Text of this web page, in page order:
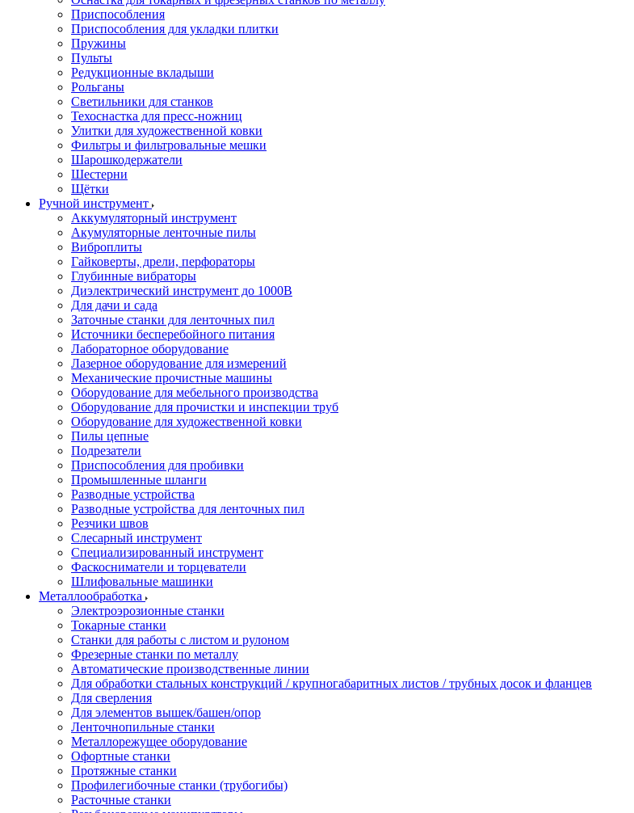
Приспособления
Приспособления для укладки плитки
Пружины
Пульты
Редукционные вкладыши
Рольганы
Светильники для станков
Техоснастка для пресс-ножниц
Улитки для художественной ковки
Фильтры и фильтровальные мешки
Шарошкодержатели
Шестерни
Щётки
Ручной инструмент
Аккумуляторный инструмент
Акумуляторные ленточные пилы
Виброплиты
Гайковерты, дрели, перфораторы
Глубинные вибраторы
Диэлектрический инструмент до 1000В
Для дачи и сада
Заточные станки для ленточных пил
Источники бесперебойного питания
Лабораторное оборудование
Лазерное оборудование для измерений
Механические прочистные машины
Оборудование для мебельного производства
Оборудование для прочистки и инспекции труб
Оборудование для художественной ковки
Пилы цепные
Подрезатели
Приспособления для пробивки
Промышленные шланги
Разводные устройства
Разводные устройства для ленточных пил
Резчики швов
Слесарный инструмент
Специализированный инструмент
Фаскосниматели и торцеватели
Шлифовальные машинки
Металлообработка
Электроэрозионные станки
Токарные станки
Станки для работы с листом и рулоном
Фрезерные станки по металлу
Автоматические производственные линии
Для обработки стальных конструкций / крупногабаритных листов / трубных досок и фланцев
Для сверления
Для элементов вышек/башен/опор
Ленточнопильные станки
Металлорежущее оборудование
Офортные станки
Протяжные станки
Профилегибочные станки (трубогибы)
Расточные станки